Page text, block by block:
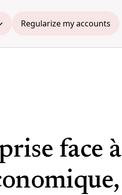
Regularize my accounts
face à